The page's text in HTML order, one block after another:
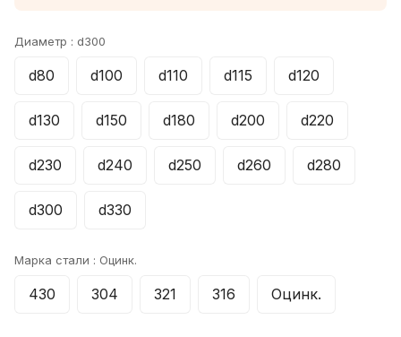
Диаметр : d300
d80 d100 d110 d115 d120
d130 d150 d180 d200 d220
d230 d240 d250 d260 d280
d300 d330
Марка стали : Оцинк.
430 304 321 316 Оцинк.